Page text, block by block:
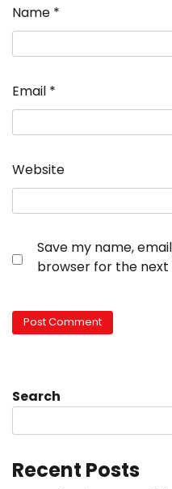
Name *
Email *
Website
Save my name,
browser for the
Search
Recent Posts